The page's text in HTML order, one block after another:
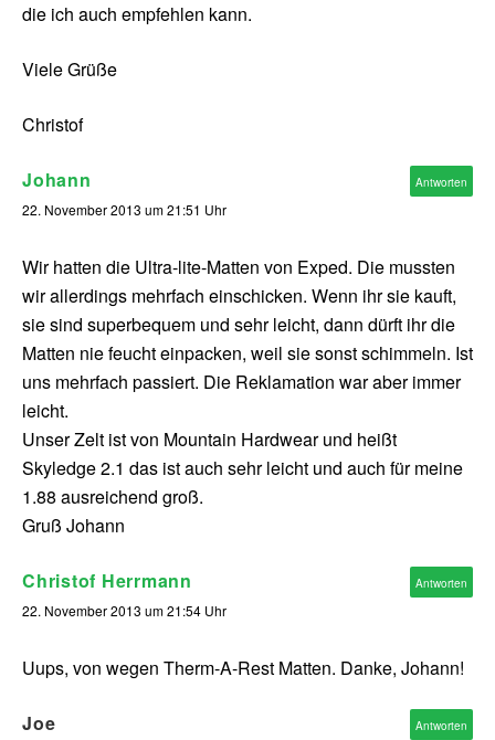
die ich auch empfehlen kann.
Viele Grüße
Christof
Johann
22. November 2013 um 21:51 Uhr
Wir hatten die Ultra-lite-Matten von Exped. Die mussten
wir allerdings mehrfach einschicken. Wenn ihr sie kauft,
sie sind superbequem und sehr leicht, dann dürft ihr die
Matten nie feucht einpacken, weil sie sonst schimmeln. Ist
uns mehrfach passiert. Die Reklamation war aber immer
leicht.
Unser Zelt ist von Mountain Hardwear und heißt
Skyledge 2.1 das ist auch sehr leicht und auch für meine
1.88 ausreichend groß.
Gruß Johann
Antworten
Christof Herrmann
22. November 2013 um 21:54 Uhr
Uups, von wegen Therm-A-Rest Matten. Danke, Johann!
Antworten
Joe Antworten